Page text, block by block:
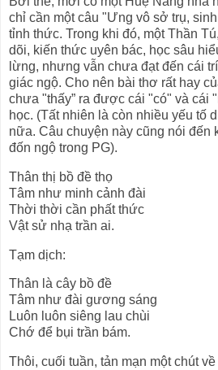
chỉ cần một câu "Ưng vô sở trụ,
tỉnh thức. Trong khi đó, một Thần
dõi, kiến thức uyên bác, học sâu
lừng, nhưng vẫn chưa đạt đến cái
giác ngộ. Cho nên bài thơ rất hay
chưa "thấy” ra được cái "có" và cái
học. (Tất nhiên là còn nhiều yếu tố
nữa. Câu chuyện này cũng nói đến
đốn ngộ trong PG).
Thân thị bồ đề thọ
Tâm như minh cảnh đài
Thời thời cần phất thức
Vật sử nhạ trần ai.
Tạm dịch:
Thân là cây bồ đề
Tâm như đài gương sáng
Luôn luôn siêng lau chùi
Chớ để bụi trần bám.
Thôi, cuối tuần, tản mạn một chút